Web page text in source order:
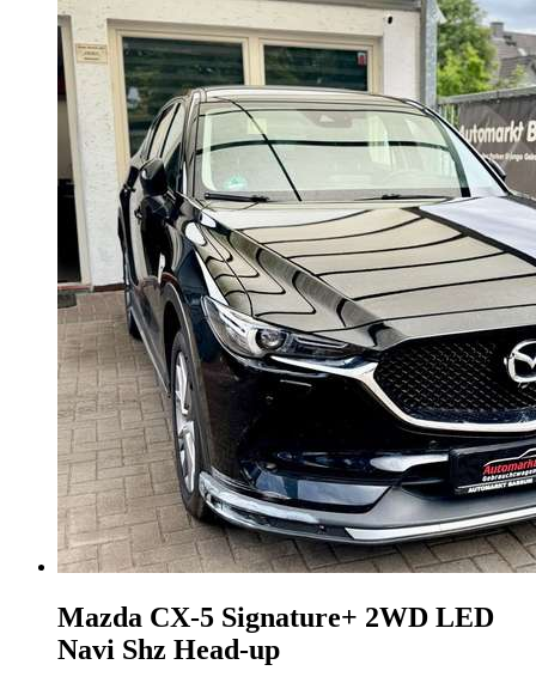
Mazda CX-5 Signature+ 2WD LED
Navi Shz Head-up